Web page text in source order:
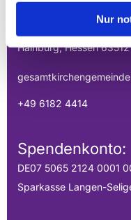
Nur
Hainburg, Hessen
+49 6182 4414
Spendenkonto:
DE07 5065 2124 0001
Sparkasse Langen-